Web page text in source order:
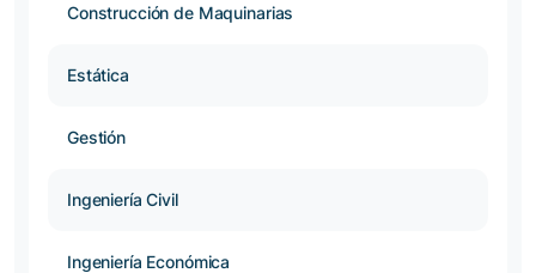
Construcción de Maquinarias
Estática
Gestión
Ingeniería Civil
Ingeniería Económica